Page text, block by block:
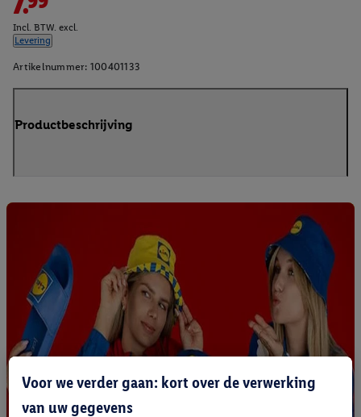
Incl. BTW. excl.
Levering
Artikelnummer: 100401133
Productbeschrijving
Voor we verder gaan: kort over de verwerking
van uw gegevens